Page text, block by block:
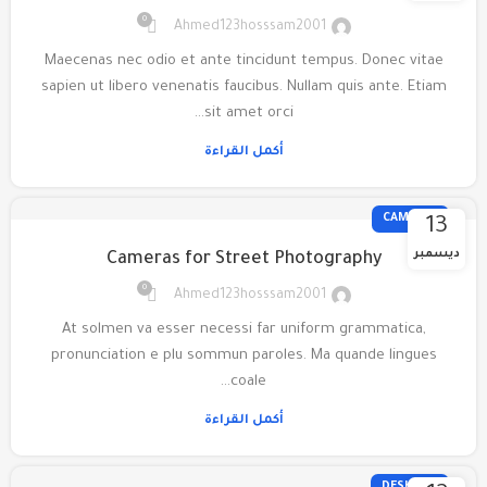
Ahmed123hosssam2001
0
Maecenas nec odio et ante tincidunt tempus. Donec vitae
sapien ut libero venenatis faucibus. Nullam quis ante. Etiam
sit amet orci…
أكمل القراءة
13
ديسمبر
CAMERAS
Cameras for Street Photography
Ahmed123hosssam2001
0
At solmen va esser necessi far uniform grammatica,
pronunciation e plu sommun paroles. Ma quande lingues
coale...
أكمل القراءة